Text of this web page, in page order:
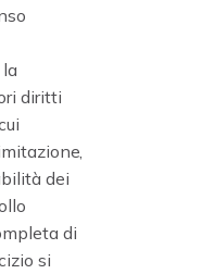
diritti
dei
di
si